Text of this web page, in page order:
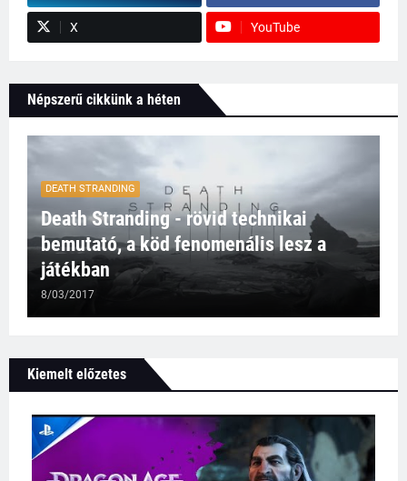
X YouTube
Népszerű cikkünk a héten
DEATH STRANDING
Death Stranding - rövid technikai
bemutató, a köd fenomenális lesz a
játékban
8/03/2017
Kiemelt előzetes